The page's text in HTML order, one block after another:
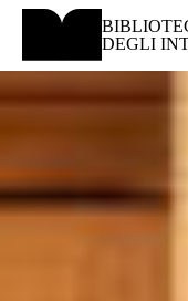
Skip
content
DEGLI